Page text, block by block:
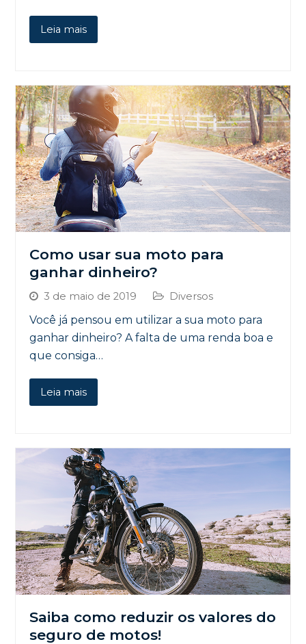
Leia mais
Como usar sua moto para
ganhar dinheiro?
3 de maio de 2019 Diversos
Você já pensou em utilizar a sua moto para
ganhar dinheiro? A falta de uma renda boa e
que consiga…
Leia mais
Saiba como reduzir os valores do
seguro de motos!